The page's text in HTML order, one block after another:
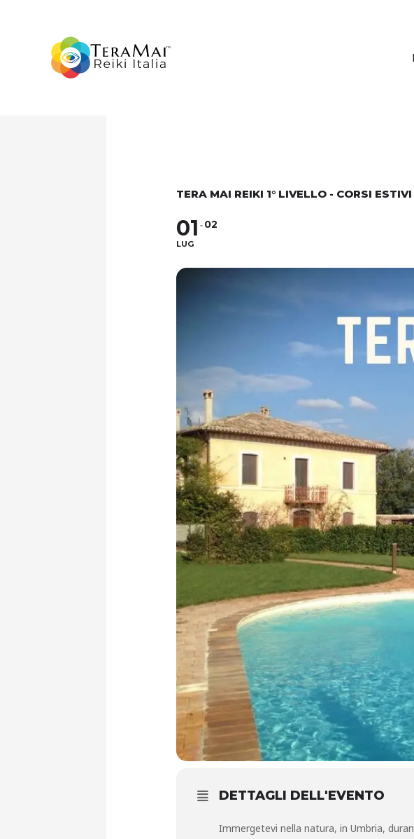
TERA MAI REIKI 1° LIVELLO - CORSI
01
LUG
02
DETTAGLI DELL'EVENTO
Immergetevi nella natura, in